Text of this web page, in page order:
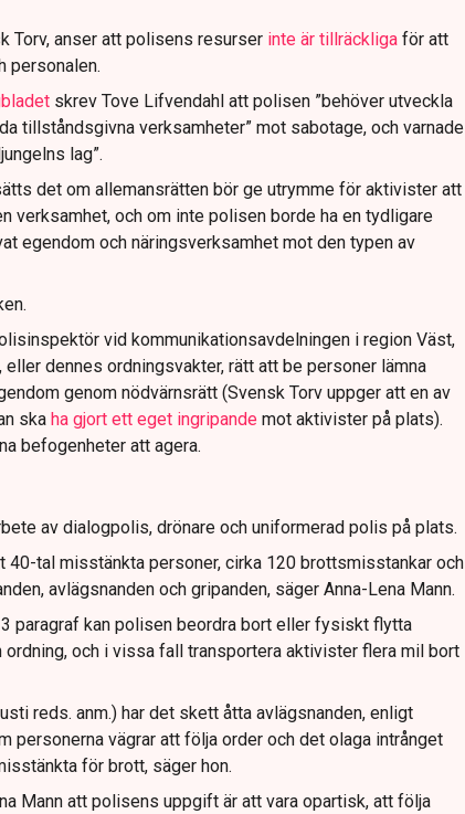
Torv, anser att polisens resurser inte är tillräckliga för att
personalen.
skrev Tove Lifvendahl att polisen ”behöver utveckla
tillståndsgivna verksamheter” mot sabotage, och varnade
lag”.
det om allemansrätten bör ge utrymme för aktivister att
verksamhet, och om inte polisen borde ha en tydligare
egendom och näringsverksamhet mot den typen av
vid kommunikationsavdelningen i region Väst,
eller dennes ordningsvakter, rätt att be personer lämna
genom nödvärnsrätt (Svensk Torv uppger att en av
ska ha gjort ett eget ingripande mot aktivister på plats).
befogenheter att agera.
av dialogpolis, drönare och uniformerad polis på plats.
40-tal misstänkta personer, cirka 120 brottsmisstankar och
avlägsnanden och gripanden, säger Anna-Lena Mann.
paragraf kan polisen beordra bort eller fysiskt flytta
och i vissa fall transportera aktivister flera mil bort
reds. anm.) har det skett åtta avlägsnanden, enligt
personerna vägrar att följa order och det olaga intrånget
för brott, säger hon.
Mann att polisens uppgift är att vara opartisk, att följa